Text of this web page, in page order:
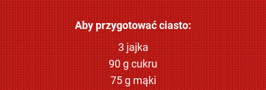
Aby przygotować ciasto:
3 jajka
90 g cukru
75 g mąki